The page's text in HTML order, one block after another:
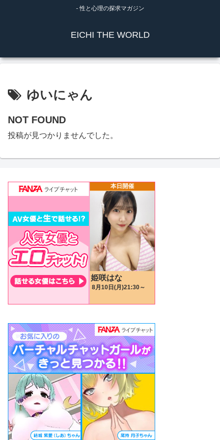
- 性と心理の探求マガジン
EICHI THE WORLD
ゆいにゃん
NOT FOUND
投稿が見つかりませんでした。